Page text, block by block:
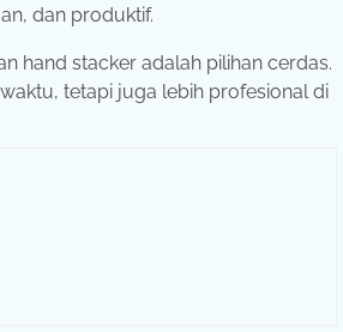
dan produktif.
hand stacker adalah pilihan cerdas.
tetapi juga lebih profesional di